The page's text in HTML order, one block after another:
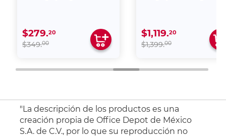
$279.20
$349.00
$1,119.20
$1,399.00
"La descripción de los productos es una
creación propia de Office Depot de México
S.A. de C.V., por lo que su reproducción no